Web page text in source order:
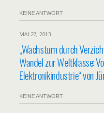
KEINE ANTWORT
MAI 27, 2013
„Wachstum durch
Wandel zur Weltklasse:
Elektronikindustrie“ von
KEINE ANTWORT